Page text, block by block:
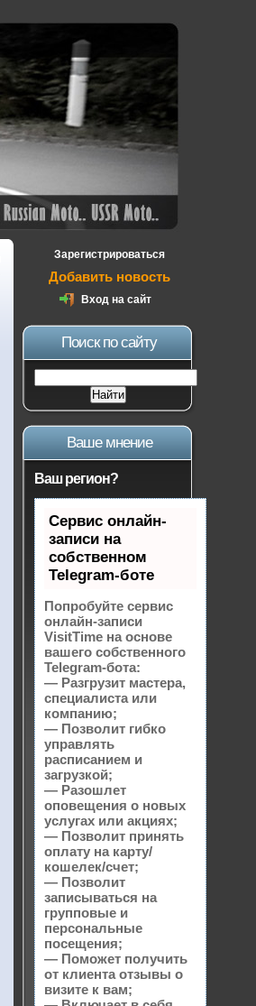
Зарегистрироваться
Добавить новость
Вход на сайт
Поиск по сайту
Ваше мнение
Ваш регион?
Сервис онлайн-
записи на
собственном
Telegram-боте
Попробуйте сервис
онлайн-записи
VisitTime на основе
вашего собственного
Telegram-бота:
— Разгрузит мастера,
специалиста или
компанию;
— Позволит гибко
управлять
расписанием и
загрузкой;
— Разошлет
оповещения о новых
услугах или акциях;
— Позволит принять
оплату на карту/
кошелек/счет;
— Позволит
записываться на
групповые и
персональные
посещения;
— Поможет получить
от клиента отзывы о
визите к вам;